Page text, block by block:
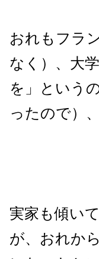
おれもフラ
なく）、大
を」という
ったので）
実家も傾い
が、おれか